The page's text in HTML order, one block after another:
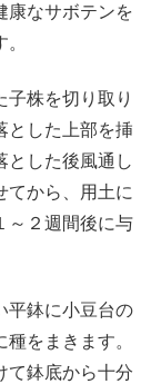
康なサボテンを
株を切り取り
とした上部を挿
とした後風通し
てから、用土に
～２週間後に与
平鉢に小豆台の
をまきます。
て鉢底から十分